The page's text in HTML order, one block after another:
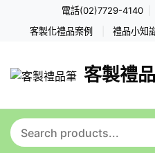
電話(02)7729-4140
客製化禮品案例 禮品小知
客製禮